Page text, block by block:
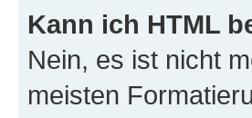
Kann ich HTML
Nein, es ist nicht
meisten